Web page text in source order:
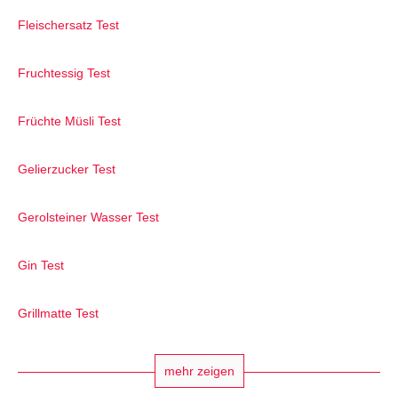
Fleischersatz Test
Fruchtessig Test
Früchte Müsli Test
Gelierzucker Test
Gerolsteiner Wasser Test
Gin Test
Grillmatte Test
mehr zeigen